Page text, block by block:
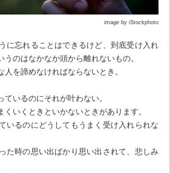
image by iStockphoto
に忘れることはできるけど、到底受け入れ
のはなかなか頭から離れないもの。
を諦めなければならないとき。
いるのにそれが叶わない。
いくときといかないときがあります。
いるのにどうしてもうまく受け入れられな
た時の思い出ばかり思い出されて、悲しみ